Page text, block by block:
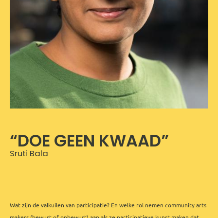
“DOE GEEN KWAAD”
Sruti Bala
Wat zijn de valkuilen van participatie? En welke rol nemen community arts